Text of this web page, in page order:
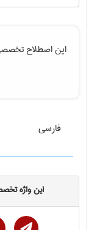
این اصطلاح
فارسی
این واژه